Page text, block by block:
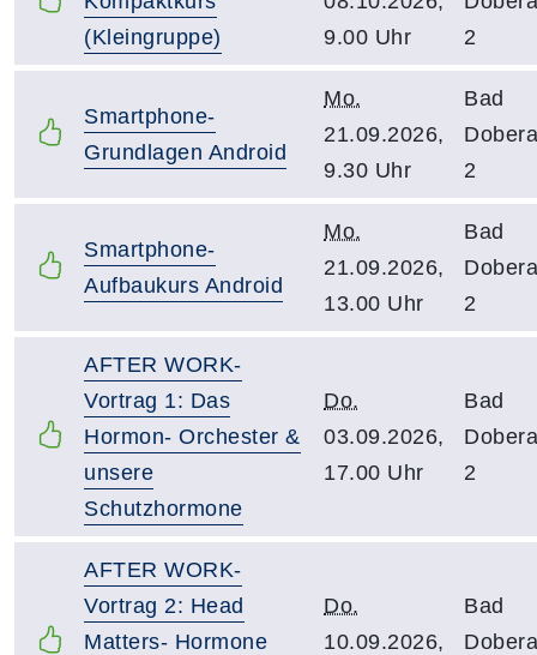
(Kleingruppe)
9.00 Uhr
2
Smartphone-
Grundlagen Android
Mo.
21.09.2026,
9.30 Uhr
Bad
2
Smartphone-
Aufbaukurs Android
Mo.
21.09.2026,
13.00 Uhr
Bad
2
AFTER WORK-
Vortrag 1: Das
Hormon- Orchester &
unsere
Schutzhormone
Do.
03.09.2026,
17.00 Uhr
Bad
2
AFTER WORK-
Vortrag 2: Head
Matters- Hormone
Do.
10.09.2026,
Bad